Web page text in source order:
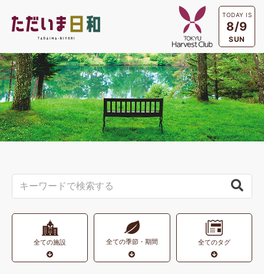
TODAY IS
8/9
SUN
全ての施設 全ての季節・期間 全てのタグ